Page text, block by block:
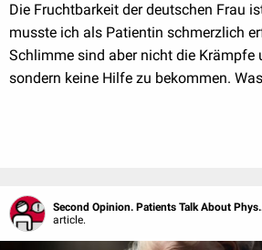
Die Fruchtbarkeit der deutschen Frau
musste ich als Patientin schmerzlich
Schlimme sind aber nicht die Krämpfe
sondern keine Hilfe zu bekommen.
Second Opinion. Patients Talk About
article.